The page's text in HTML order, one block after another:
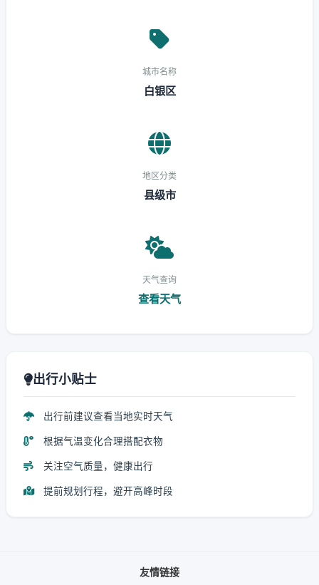
城市名称
白银区
地区分类
县级市
天气查询
查看天气
出行小贴士
出行前建议查看当地实时天气
根据气温变化合理搭配衣物
关注空气质量，健康出行
提前规划行程，避开高峰时段
友情链接